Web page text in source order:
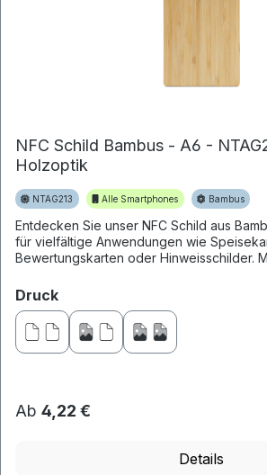
NFC Schild Bambus - A6 -
Holzoptik
NTAG213 Alle Smartphones Bambus
Entdecken Sie unser NFC Schild aus
für vielfältige Anwendungen wie
Bewertungskarten oder Hinweisschilder.
Druckauswählen
Ab 4,22 €
Details